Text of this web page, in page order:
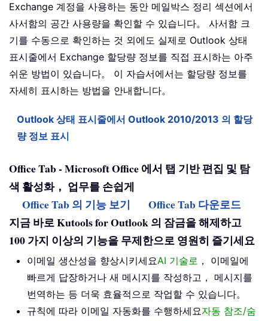
Exchange 계정을 사용하는 동안 메일박스 정리 섹션에서
사서함의 공간 사용량을 확인할 수 있습니다。 사서함 크
기를 수동으로 확인하는 것 외에도 실제로 Outlook 상태
표시줄에서 Exchange 할당량 정보를 직접 표시하는 아주
쉬운 방법이 있습니다。 이 자습서에서는 할당량 정보를
자세히 표시하는 방법을 안내합니다。
Outlook 상태 표시줄에서 Outlook 2010/2013 의 할당
량 정보 표시
Office Tab - Microsoft Office 에서 탭 기반 편집 및 탐
색 활성화， 업무를 손쉽게
Office Tab 의 기능 보기
Office Tab 다운로드
지금 바로 Kutools for Outlook 의 잠금을 해제하고
100 가지 이상의 기능을 무제한으로 영원히 즐기세요
이메일 생산성을 향상시키세요AI 기술로 ， 이메일에
빠르게 답장하거나 새 메시지를 작성하고， 메시지를
번역하는 등 더욱 효율적으로 작업할 수 있습니다。
규칙에 따라 이메일 자동화를 수행하세요자동 참조/숨